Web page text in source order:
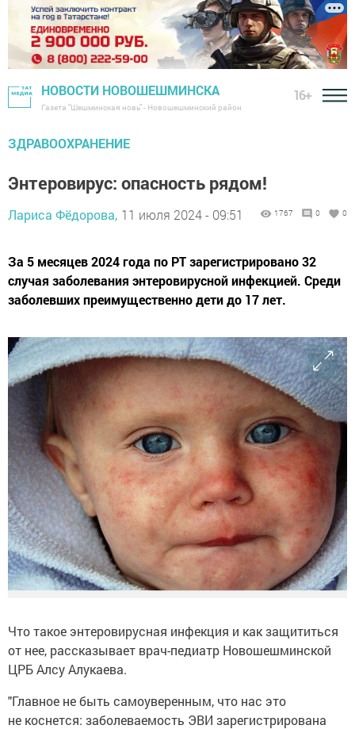
НОВОСТИ НОВОШЕШМИНСКА
Газета "Шешминская новь" - Новошешминский район
16+
ЗДРАВООХРАНЕНИЕ
Энтеровирус: опасность рядом!
Лариса Фёдорова, 11 июля 2024 - 09:51 1767 0 0
За 5 месяцев 2024 года по РТ зарегистрировано 32
случая заболевания энтеровирусной инфекцией. Среди
заболевших преимущественно дети до 17 лет.
Что такое энтеровирусная инфекция и как защититься
от нее, рассказывает врач-педиатр Новошешминской
ЦРБ Алсу Алукаева.
"Главное не быть самоуверенным, что нас это
не коснется: заболеваемость ЭВИ зарегистрирована